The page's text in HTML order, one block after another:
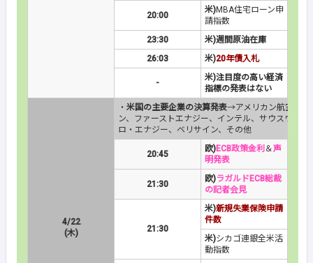
20:00
米)MBA住宅ローン申
請指数
23:30
米)週間原油在庫
26:03
米)20年債入札
-
米)注目度の高い経済
指標の発表はない
4/22
(木)
・ 米国の主要企業の決算発表→アメリカン航空、バ
ン、ファーストエナジー、インテル、サウスウエ
ロ・エナジー、ベリサイン、その他
20:45
欧)ECB政策金利 ＆声
明発表
21:30
欧)ラガルドECB総裁
の記者会見
21:30
米)新規失業保険申請
件数
米)シカゴ連銀全米活
動指数